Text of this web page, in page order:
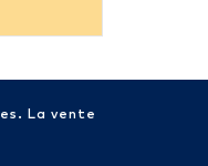
La vente